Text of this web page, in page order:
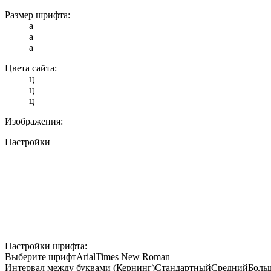
Размер шрифта:
a
a
a
Цвета сайта:
ц
ц
ц
Изображения:
Настройки
Настройки шрифта:
Выберите шрифтArialTimes New Roman
Интервал между буквами (Кернинг)СтандартныйСредний